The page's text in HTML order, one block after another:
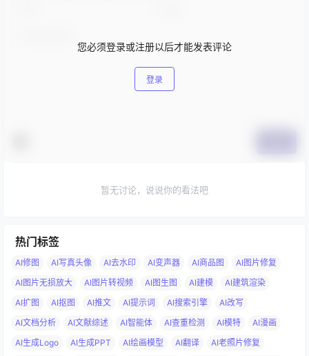
您必须登录或注册以后才能发表评论
登录
暂无讨论，说说你的看法吧
热门标签
AI修图 AI写真头像 AI去水印 AI变声器 AI商品图
AI图片修复
AI图片无损放大
AI图片转视频 AI图生图 AI建模
AI建筑渲染
AI扩图
AI抠图 AI推文 AI提示词 AI搜索引擎
AI改写
AI文档分析
AI文献综述 AI智能体 AI查重检测 AI模特
AI漫画
AI生成Logo
AI生成PPT AI绘画模型 AI翻译 AI老照片修复